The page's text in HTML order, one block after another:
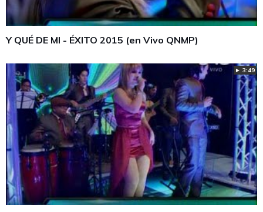
Y QUÉ DE MI - ÉXITO 2015 (en Vivo QNMP)
► 3:49